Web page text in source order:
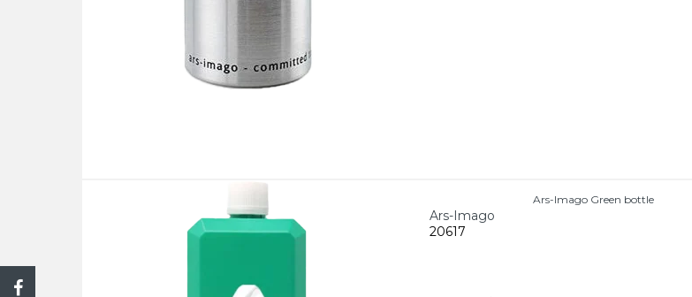
Ars-Imago Green bottle
Ars-Imago
20617